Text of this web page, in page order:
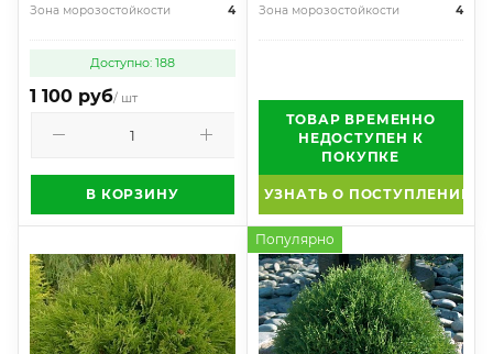
Зона морозостойкости 4
Доступно: 188
1 100 руб/ шт
В КОРЗИНУ
Зона морозостойкости 4
ТОВАР ВРЕМЕННО
НЕДОСТУПЕН К
ПОКУПКЕ
УЗНАТЬ О ПОСТУПЛЕНИИ
Популярно